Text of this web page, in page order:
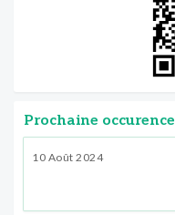
Prochaine occurence
10 Août 2024